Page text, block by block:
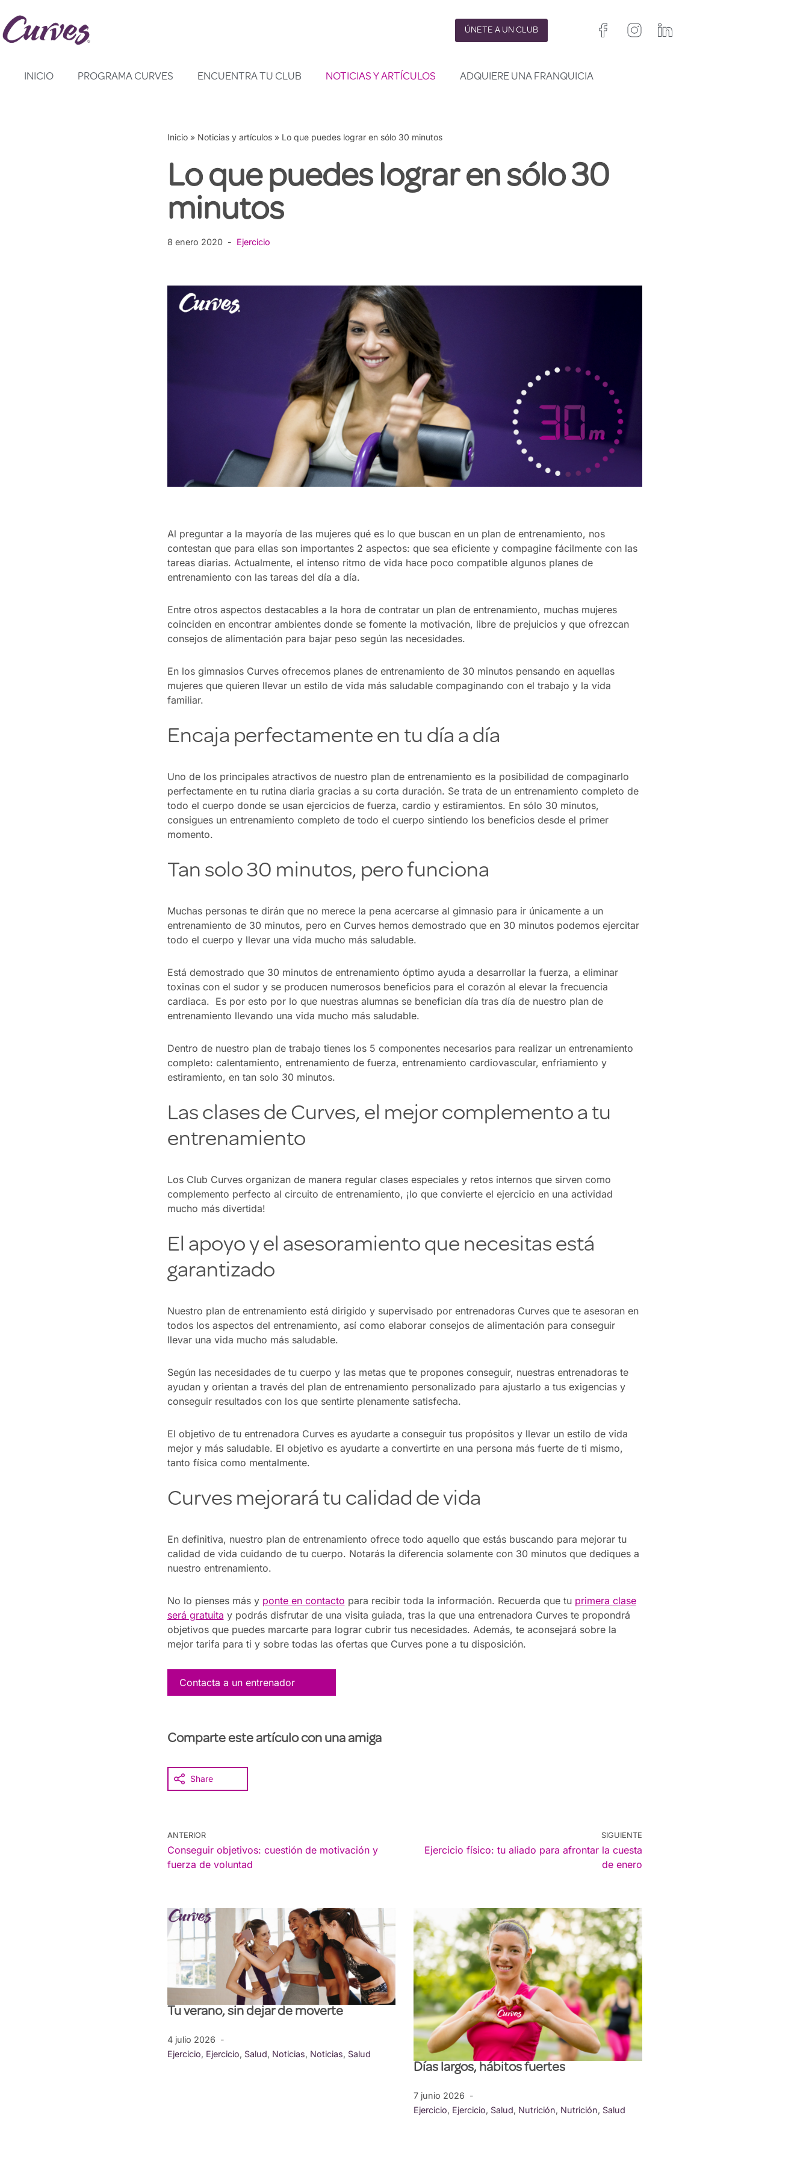
Saltar
ÚNETE A UN CLUB
INICIO PROGRAMA CURVES ENCUENTRA TU CLUB NOTICIAS Y ARTÍCULOS ADQUIERE UNA FRANQUICIA
Inicio» Noticias y artículos» Lo que puedes lograr en sólo 30 minutos
Lo que puedes lograr en sólo 30
minutos
8 enero 2020 Ejercicio
Al preguntar a la mayoría de las mujeres qué es lo que buscan en un plan de entrenamiento, nos
contestan que para ellas son importantes 2 aspectos: que sea eficiente y compagine fácilmente con las
tareas diarias. Actualmente, el intenso ritmo de vida hace poco compatible algunos planes de
entrenamiento con las tareas del día a día.
Entre otros aspectos destacables a la hora de contratar un plan de entrenamiento, muchas mujeres
coinciden en encontrar ambientes donde se fomente la motivación, libre de prejuicios y que ofrezcan
consejos de alimentación para bajar peso según las necesidades.
En los gimnasios Curves ofrecemos planes de entrenamiento de 30 minutos pensando en aquellas
mujeres que quieren llevar un estilo de vida más saludable compaginando con el trabajo y la vida
familiar.
Encaja perfectamente en tu día a día
Uno de los principales atractivos de nuestro plan de entrenamiento es la posibilidad de compaginarlo
perfectamente en tu rutina diaria gracias a su corta duración. Se trata de un entrenamiento completo de
todo el cuerpo donde se usan ejercicios de fuerza, cardio y estiramientos. En sólo 30 minutos,
consigues un entrenamiento completo de todo el cuerpo sintiendo los beneficios desde el primer
momento.
Tan solo 30 minutos, pero funciona
Muchas personas te dirán que no merece la pena acercarse al gimnasio para ir únicamente a un
entrenamiento de 30 minutos, pero en Curves hemos demostrado que en 30 minutos podemos ejercitar
todo el cuerpo y llevar una vida mucho más saludable.
Está demostrado que 30 minutos de entrenamiento óptimo ayuda a desarrollar la fuerza, a eliminar
toxinas con el sudor y se producen numerosos beneficios para el corazón al elevar la frecuencia
cardiaca. Es por esto por lo que nuestras alumnas se benefician día tras día de nuestro plan de
entrenamiento llevando una vida mucho más saludable.
Dentro de nuestro plan de trabajo tienes los 5 componentes necesarios para realizar un entrenamiento
completo: calentamiento, entrenamiento de fuerza, entrenamiento cardiovascular, enfriamiento y
estiramiento, en tan solo 30 minutos.
Las clases de Curves, el mejor complemento a tu
entrenamiento
Los Club Curves organizan de manera regular clases especiales y retos internos que sirven como
complemento perfecto al circuito de entrenamiento, ¡lo que convierte el ejercicio en una actividad
mucho más divertida!
El apoyo y el asesoramiento que necesitas está
garantizado
Nuestro plan de entrenamiento está dirigido y supervisado por entrenadoras Curves que te asesoran en
todos los aspectos del entrenamiento, así como elaborar consejos de alimentación para conseguir
llevar una vida mucho más saludable.
Según las necesidades de tu cuerpo y las metas que te propones conseguir, nuestras entrenadoras te
ayudan y orientan a través del plan de entrenamiento personalizado para ajustarlo a tus exigencias y
conseguir resultados con los que sentirte plenamente satisfecha.
El objetivo de tu entrenadora Curves es ayudarte a conseguir tus propósitos y llevar un estilo de vida
mejor y más saludable. El objetivo es ayudarte a convertirte en una persona más fuerte de ti mismo,
tanto física como mentalmente.
Curves mejorará tu calidad de vida
En definitiva, nuestro plan de entrenamiento ofrece todo aquello que estás buscando para mejorar tu
calidad de vida cuidando de tu cuerpo. Notarás la diferencia solamente con 30 minutos que dediques a
nuestro entrenamiento.
No lo pienses más y ponte en contacto para recibir toda la información. Recuerda que tu primera clase
será gratuita y podrás disfrutar de una visita guiada, tras la que una entrenadora Curves te propondrá
objetivos que puedes marcarte para lograr cubrir tus necesidades. Además, te aconsejará sobre la
mejor tarifa para ti y sobre todas las ofertas que Curves pone a tu disposición.
Contacta a un entrenador
Comparte este artículo con una amiga
Share
ANTERIOR
Conseguir objetivos: cuestión de motivación y
fuerza de voluntad
SIGUIENTE
Ejercicio físico: tu aliado para afrontar la cuesta
de enero
Tu verano, sin dejar de moverte
4 julio 2026
Ejercicio, Ejercicio, Salud, Noticias, Noticias, Salud
Días largos, hábitos fuertes
7 junio 2026
Ejercicio, Ejercicio, Salud, Nutrición, Nutrición, Salud